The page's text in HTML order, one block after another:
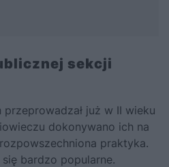
sekcji
już w II wieku
dokonywano ich na
praktyka.
bardzo popularne.